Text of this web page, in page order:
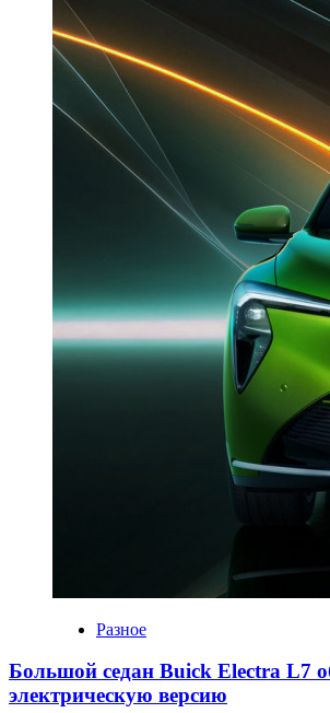
Разное
Большой седан Buick Electra L7
электрическую версию